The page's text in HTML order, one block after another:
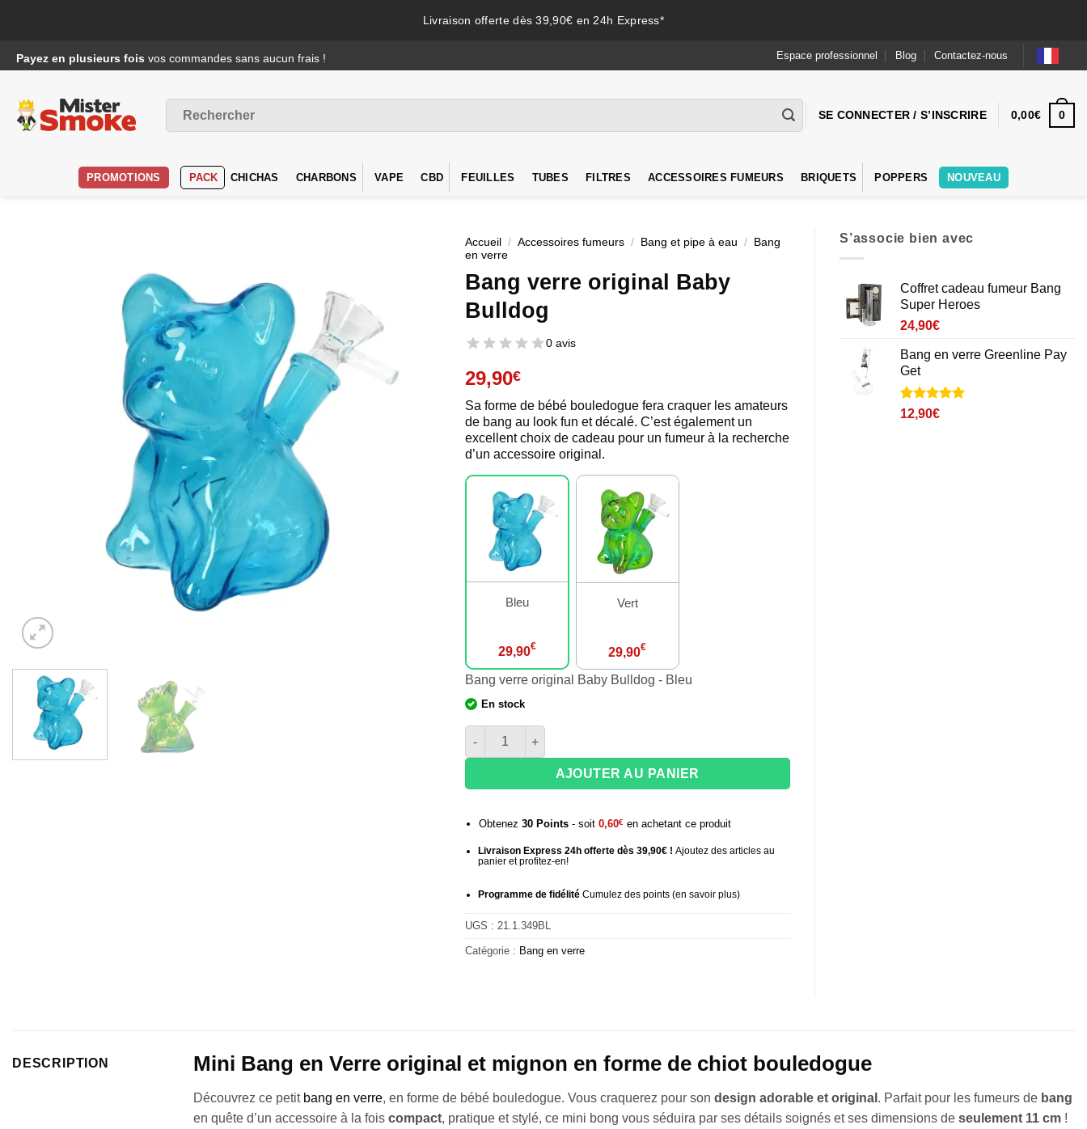
Livraison offerte dès 39,90€ en 24h Express*
au
Payez en plusieurs fois vos commandes sans aucun frais ! Espace professionnel Blog Contactez-nous
pour :
SE CONNECTER / S’INSCRIRE 0,00€ 0
PROMOTIONS PACK CHICHAS CHARBONS VAPE CBD FEUILLES TUBES FILTRES ACCESSOIRES FUMEURS BRIQUETS POPPERS NOUVEAU
Accueil / Accessoires fumeurs / Bang et pipe à eau /
Bang
en verre
Bang verre original Baby
Bulldog
0 avis
29,90€
Sa forme de bébé bouledogue fera craquer les amateurs
de bang au look fun et décalé. C’est également un
excellent choix de cadeau pour un fumeur à la recherche
d’un accessoire original.
Bleu
29,90€
Vert
29,90€
Bang verre original Baby Bulldog - Bleu
En stock
quantité de Bang verre original Baby Bulldog
AJOUTER AU PANIER
Obtenez 30Points- soit 0,60€ en achetant ce produit
Livraison Express 24h offerte dès 39,90€ ! Ajoutez des articles au
panier et profitez-en!
Programme de fidélitéCumulez des points (en savoir plus)
UGS : 21.1.349BL
Catégorie : Bang en verre
S’associe bien avec
Coffret cadeau fumeur Bang
Super Heroes
24,90€
Bang en verre Greenline Pay
Get
Noté5sur
5 basé sur
2
12,90€
DESCRIPTION Mini Bang en Verre original et mignon en forme de chiot bouledogue
Découvrez ce petit bang en verre, en forme de bébé bouledogue. Vous craquerez pour son design adorable et original . Parfait pour les fumeurs de bang
en quête d’un accessoire à la fois compact, pratique et stylé, ce mini bong vous séduira par ses détails soignés et ses dimensions de seulement 11 cm !